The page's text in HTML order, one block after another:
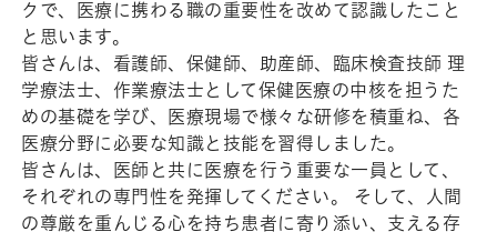
クで、医療に携わる職の重要性を改めて認識したこと
と思います。
皆さんは、看護師、保健師、助産師、臨床検査技師 理
学療法士、作業療法士として保健医療の中核を担うた
めの基礎を学び、医療現場で様々な研修を積重ね、各
医療分野に必要な知識と技能を習得しました。
皆さんは、医師と共に医療を行う重要な一員として、
それぞれの専門性を発揮してください。 そして、人間
の尊厳を重んじる心を持ち患者に寄り添い、支える存